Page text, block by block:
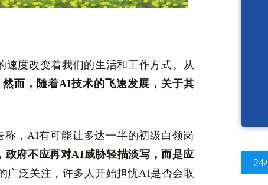
度改变着我们的生活和工作方式。从
然而，随着AI技术的飞速发展，关于其
称，AI有可能让多达一半的初级白领岗
政府不应再对AI威胁轻描淡写，而是应
广泛关注，许多人开始担忧AI是否会取
24